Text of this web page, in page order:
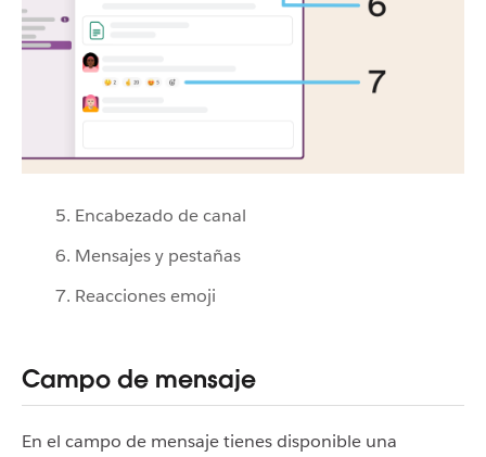
5. Encabezado de canal
6. Mensajes y pestañas
7. Reacciones emoji
Campo de mensaje
En el campo de mensaje tienes disponible una